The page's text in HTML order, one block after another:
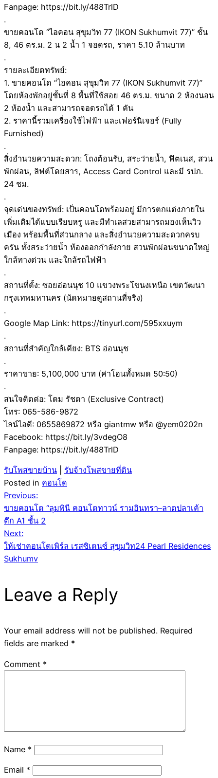
Fanpage: https://bit.ly/488TrlD
.
ขายคอนโด “ไอคอน สุขุมวิท 77 (IKON Sukhumvit 77)” ชั้น
8, 46 ตร.ม. 2 น 2 น้ำ 1 จอดรถ, ราคา 5.10 ล้านบาท
.
รายละเอียดทรัพย์:
1. ขายคอนโด “ไอคอน สุขุมวิท 77 (IKON Sukhumvit 77)”
โดยห้องพักอยู่ชั้นที่ 8 พื้นที่ใช้สอย 46 ตร.ม. ขนาด 2 ห้องนอน
2 ห้องน้ำ และสามารถจอดรถได้ 1 คัน
2. ราคานี้รวมเครื่องใช้ไฟฟ้า และเฟอร์นิเจอร์ (Fully
Furnished)
.
สิ่งอำนวยความสะดวก: โถงต้อนรับ, สระว่ายน้ำ, ฟิตเนส, สวน
พักผ่อน, ลิฟต์โดยสาร, Access Card Control และมี รปภ.
24 ชม.
.
จุดเด่นของทรัพย์: เป็นคอนโดพร้อมอยู่ มีการตกแต่งภายใน
เพิ่มเติมได้แบบเรียบหรู และมีทำเลสวยสามารถมองเห็นวิว
เมือง พร้อมพื้นที่ส่วนกลาง และสิ่งอำนวยความสะดวกครบ
ครัน ทั้งสระว่ายน้ำ ห้องออกกำลังกาย สวนพักผ่อนขนาดใหญ่
ใกล้ทางด่วน และใกล้รถไฟฟ้า
.
สถานที่ตั้ง: ซอยอ่อนนุช 10 แขวงพระโขนงเหนือ เขตวัฒนา
กรุงเทพมหานคร (นัดหมายดูสถานที่จริง)
.
Google Map Link: https://tinyurl.com/595xxuym
.
สถานที่สำคัญใกล้เคียง: BTS อ่อนนุช
.
ราคาขาย: 5,100,000 บาท (ค่าโอนทั้งหมด 50:50)
.
สนใจติดต่อ: โดม รัชดา (Exclusive Contract)
โทร: 065-586-9872
ไลน์ไอดี: 0655869872 หรือ giantmw หรือ @yem0202n
Facebook: https://bit.ly/3vdegO8
Fanpage: https://bit.ly/488TrlD
รับโพสขายบ้าน
รับจ้างโพสขายที่ดิน
Posted in คอนโด
Post
navigation
Previous:
ขายคอนโด “ลุมพินี คอนโดทาวน์ รามอินทรา–ลาดปลาเค้า
ตึก A1 ชั้น 2
Next:
ให้เช่าคอนโดเพิร์ล เรสซิเดนซ์ สุขุมวิท24 Pearl Residences
Sukhumv
Leave a Reply
Your email address will not be published. Required
fields are marked *
Comment *
Name *
Email *